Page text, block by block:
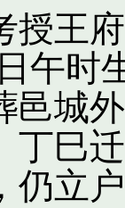
授王
午时
邑城
丁巳
仍立